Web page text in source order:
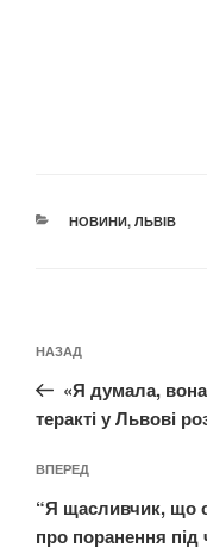
КАТЕГОРІЇ
НОВИНИ, ЛЬВІВ
записів
Попередній
запис:
НАЗАД
«Я думала,
теракті у Львові
Наступний
запис
ВПЕРЕД
“Я щасливчик, що
про поранення під